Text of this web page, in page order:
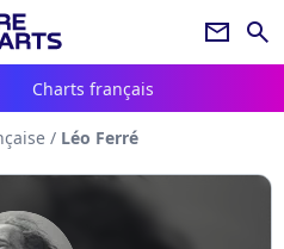
newsletter search
Charts français
/ Léo Ferré